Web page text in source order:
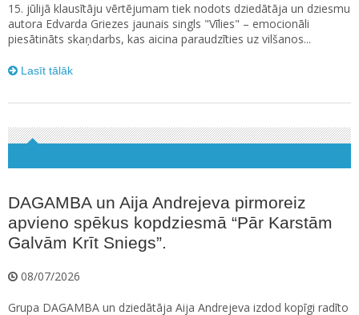
15. jūlijā klausītāju vērtējumam tiek nodots dziedātāja un dziesmu
autora Edvarda Griezes jaunais singls "Vīlies" – emocionāli
piesātināts skaņdarbs, kas aicina paraudzīties uz vilšanos...
Lasīt tālāk
DAGAMBA un Aija Andrejeva pirmoreiz
apvieno spēkus kopdziesmā “Pār Karstām
Galvām Krīt Sniegs”.
08/07/2026
Grupa DAGAMBA un dziedātāja Aija Andrejeva izdod kopīgi radīto